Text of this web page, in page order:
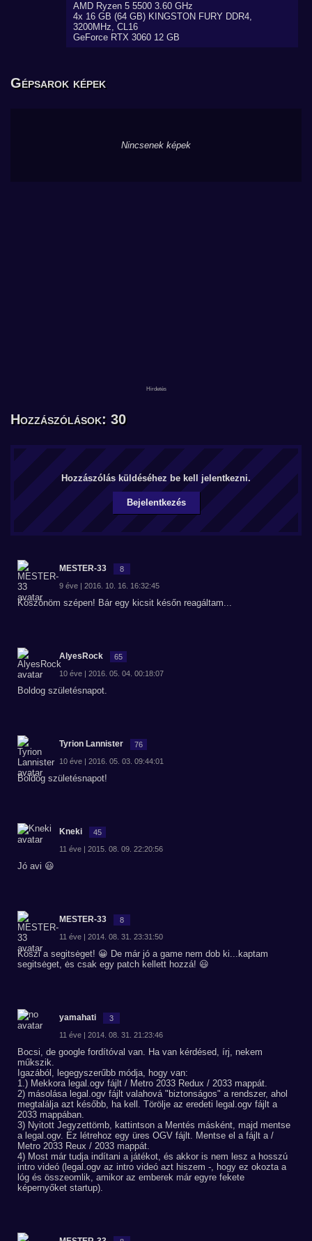
AMD Ryzen 5 5500 3.60 GHz
4x 16 GB (64 GB) KINGSTON FURY DDR4,
3200MHz, CL16
GeForce RTX 3060 12 GB
Gépsarok képek
Nincsenek képek
Hozzászólások: 30
Hozzászólás küldéséhez be kell jelentkezni.
Bejelentkezés
MESTER-33 8
9 éve | 2016. 10. 16. 16:32:45
Köszönöm szépen! Bár egy kicsit későn reagáltam...
AlyesRock 65
10 éve | 2016. 05. 04. 00:18:07
Boldog születésnapot.
Tyrion Lannister 76
10 éve | 2016. 05. 03. 09:44:01
Boldog születésnapot!
Kneki 45
11 éve | 2015. 08. 09. 22:20:56
Jó avi 😃
MESTER-33 8
11 éve | 2014. 08. 31. 23:31:50
Köszi a segitsėget! 😀 De már jó a game nem dob ki...kaptam
segitsėget, ės csak egy patch kellett hozzá! 😃
yamahati 3
11 éve | 2014. 08. 31. 21:23:46
Bocsi, de google fordítóval van. Ha van kérdésed, írj, nekem
műkszik.
Igazából, legegyszerűbb módja, hogy van:
1.) Mekkora legal.ogv fájlt / Metro 2033 Redux / 2033 mappát.
2) másolása legal.ogv fájlt valahová "biztonságos" a rendszer, ahol
megtalálja azt később, ha kell. Törölje az eredeti legal.ogv fájlt a
2033 mappában.
3) Nyitott Jegyzettömb, kattintson a Mentés másként, majd mentse
a legal.ogv. Ez létrehoz egy üres OGV fájlt. Mentse el a fájlt a /
Metro 2033 Reux / 2033 mappát.
4) Most már tudja indítani a játékot, és akkor is nem lesz a hosszú
intro videó (legal.ogv az intro videó azt hiszem -, hogy ez okozta a
lóg és összeomlik, amikor az emberek már egyre fekete
képernyőket startup).